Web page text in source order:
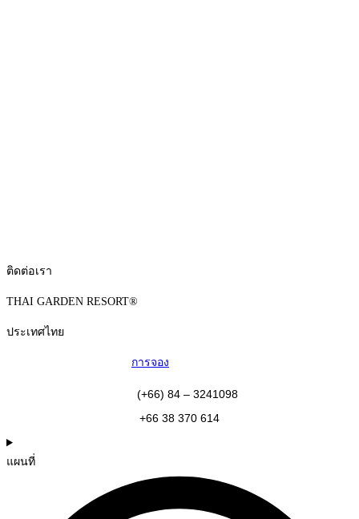
ติดต่อเรา
THAI GARDEN RESORT®
ประเทศไทย
การจอง
(+66) 84 – 3241098
+66 38 370 614
แผนที่